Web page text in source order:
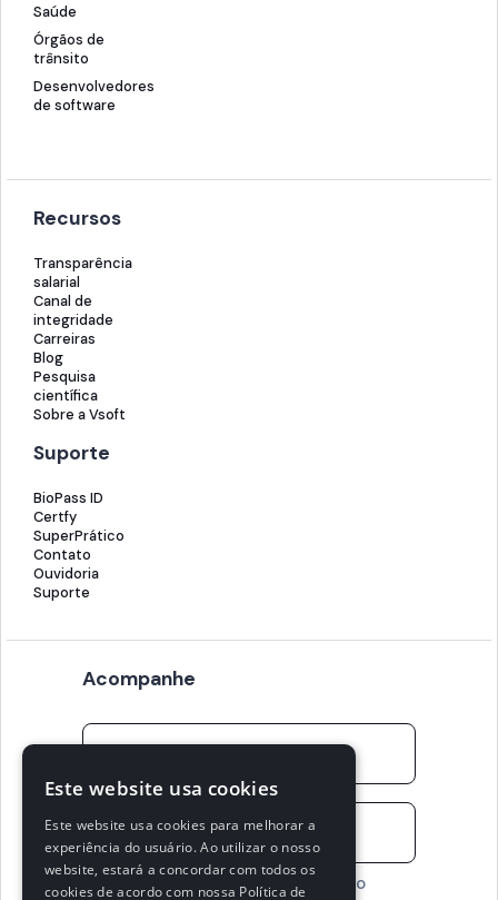
Saúde
Órgãos de
trânsito
Desenvolvedores
de software
Recursos
Transparência
salarial
Canal de
integridade
Carreiras
Blog
Pesquisa
científica
Sobre a Vsoft
Suporte
BioPass ID
Certfy
SuperPrático
Contato
Ouvidoria
Suporte
Acompanhe
Concordo em receber conteúdo
Este website usa cookies
Este website usa cookies para melhorar a
experiência do usuário. Ao utilizar o nosso
website, estará a concordar com todos os
cookies de acordo com nossa Política de